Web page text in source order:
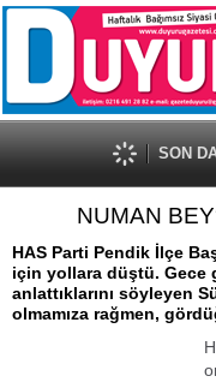
SON
NUMAN
HAS Parti Pendik İlçe
için yollara düştü. Gece
anlattıklarını söyleyen
olmamıza rağmen,